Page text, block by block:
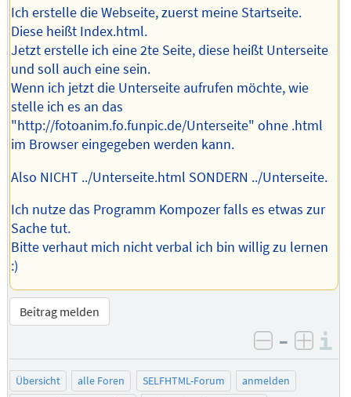
Ich erstelle die Webseite, zuerst meine Startseite.
Diese heißt Index.html.
Jetzt erstelle ich eine 2te Seite, diese heißt Unterseite
und soll auch eine sein.
Wenn ich jetzt die Unterseite aufrufen möchte, wie
stelle ich es an das
"http://fotoanim.fo.funpic.de/Unterseite" ohne .html
im Browser eingegeben werden kann.
Also NICHT ../Unterseite.html SONDERN ../Unterseite.
Ich nutze das Programm Kompozer falls es etwas zur
Sache tut.
Bitte verhaut mich nicht verbal ich bin willig zu lernen
:)
Beitrag melden
negativ
–
Übersicht alle Foren SELFHTML-Forum
anmelden